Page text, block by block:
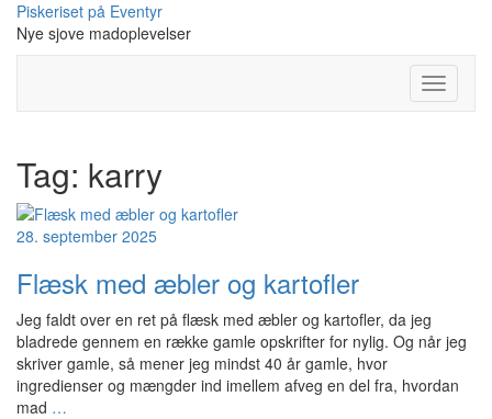
Skip
content
Piskeriset på Eventyr
Nye sjove madoplevelser
Toggle
Tag: karry
28. september 2025
Flæsk med æbler og kartofler
Jeg faldt over en ret på flæsk med æbler og kartofler, da jeg
bladrede gennem en række gamle opskrifter for nylig. Og når jeg
skriver gamle, så mener jeg mindst 40 år gamle, hvor
ingredienser og mængder ind imellem afveg en del fra, hvordan
mad …